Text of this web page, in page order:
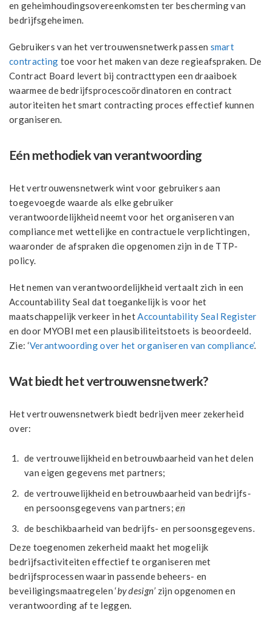
en geheimhoudingsovereenkomsten ter bescherming van
bedrijfsgeheimen.
Gebruikers van het vertrouwensnetwerk passen smart
contracting toe voor het maken van deze regieafspraken. De
Contract Board levert bij contracttypen een draaiboek
waarmee de bedrijfsprocescoördinatoren en contract
autoriteiten het smart contracting proces effectief kunnen
organiseren.
Eén methodiek van verantwoording
Het vertrouwensnetwerk wint voor gebruikers aan
toegevoegde waarde als elke gebruiker
verantwoordelijkheid neemt voor het organiseren van
compliance met wettelijke en contractuele verplichtingen,
waaronder de afspraken die opgenomen zijn in de TTP-
policy.
Het nemen van verantwoordelijkheid vertaalt zich in een
Accountability Seal dat toegankelijk is voor het
maatschappelijk verkeer in hetAccountability Seal Register
en door MYOBI met een plausibiliteitstoets is beoordeeld.
Zie: ‘Verantwoording over het organiseren van compliance’.
Wat biedt het vertrouwensnetwerk?
Het vertrouwensnetwerk biedt bedrijven meer zekerheid
over:
de vertrouwelijkheid en betrouwbaarheid van het delen
van eigen gegevens met partners;
de vertrouwelijkheid en betrouwbaarheid van bedrijfs-
en persoonsgegevens van partners;en
de beschikbaarheid van bedrijfs- en persoonsgegevens.
Deze toegenomen zekerheid maakt het mogelijk
bedrijfsactiviteiten effectief te organiseren met
bedrijfsprocessen waarin passende beheers- en
beveiligingsmaatregelen ‘by design’ zijn opgenomen en
verantwoording af te leggen.